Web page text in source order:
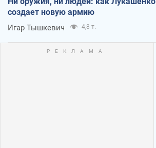
создает новую армию
Игар Тышкевич 4,8 т.